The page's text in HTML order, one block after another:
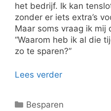
het bedrijf. Ik kan
zonder er iets extra’s
Maar soms vraag ik mij
“Waarom heb ik al die
zo te sparen?”
Lees verder
Categorieën
Besparen